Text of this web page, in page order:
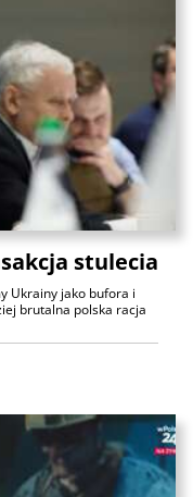
stulecia
Ukrainy jako bufora i
brutalna polska racja